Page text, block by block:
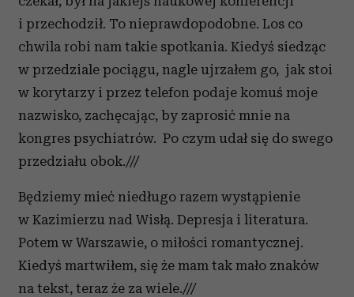
i przechodził. To nieprawdopodobne. Los co
chwila robi nam takie spotkania. Kiedyś siedząc
w przedziale pociągu, nagle ujrzałem go, jak stoi
w korytarzy i przez telefon podaje komuś moje
nazwisko, zachęcając, by zaprosić mnie na
kongres psychiatrów. Po czym udał się do swego
przedziału obok.///
Będziemy mieć niedługo razem wystąpienie
w Kazimierzu nad Wisłą. Depresja i literatura.
Potem w Warszawie, o miłości romantycznej.
Kiedyś martwiłem, się że mam tak mało znaków
na tekst, teraz że za wiele.///